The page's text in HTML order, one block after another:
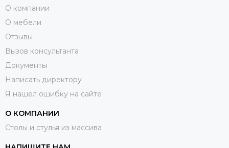
О компании
О мебели
Отзывы
Вызов консультанта
Документы
Написать директору
Я нашел ошибку на сайте
О КОМПАНИИ
Столы и стулья из массива